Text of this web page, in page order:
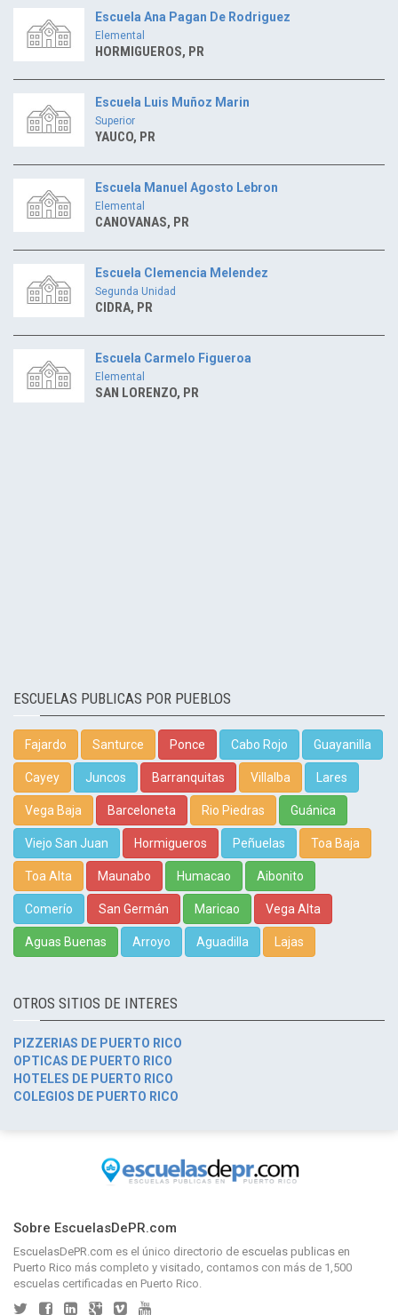
Escuela Ana Pagan De Rodriguez
Elemental
HORMIGUEROS, PR
Escuela Luis Muñoz Marin
Superior
YAUCO, PR
Escuela Manuel Agosto Lebron
Elemental
CANOVANAS, PR
Escuela Clemencia Melendez
Segunda Unidad
CIDRA, PR
Escuela Carmelo Figueroa
Elemental
SAN LORENZO, PR
ESCUELAS PUBLICAS POR PUEBLOS
Fajardo Santurce Ponce Cabo Rojo Guayanilla
Cayey Juncos Barranquitas Villalba Lares
Vega Baja Barceloneta Rio Piedras Guánica
Viejo San Juan Hormigueros Peñuelas Toa Baja
Toa Alta Maunabo Humacao Aibonito
Comerío San Germán Maricao Vega Alta
Aguas Buenas Arroyo Aguadilla Lajas
OTROS SITIOS DE INTERES
PIZZERIAS DE PUERTO RICO
OPTICAS DE PUERTO RICO
HOTELES DE PUERTO RICO
COLEGIOS DE PUERTO RICO
Sobre EscuelasDePR.com
EscuelasDePR.com es el único directorio de escuelas publicas en
Puerto Rico más completo y visitado, contamos con más de 1,500
escuelas certificadas en Puerto Rico.